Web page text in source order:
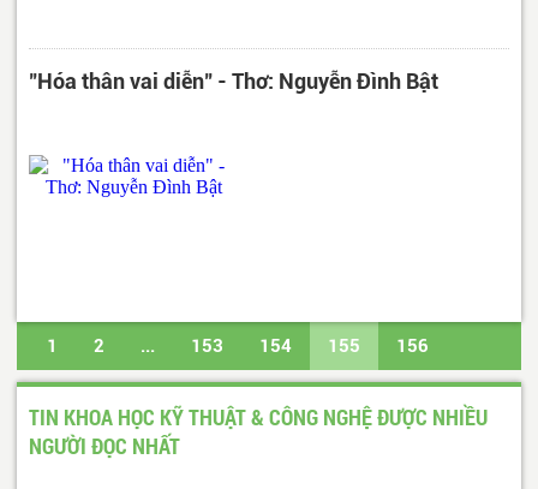
"Hóa thân vai diễn" - Thơ: Nguyễn Đình Bật
1 2 ... 153 154 155 156
157 ... 488 489 Trang cuối
TIN KHOA HỌC KỸ THUẬT & CÔNG NGHỆ ĐƯỢC NHIỀU
NGƯỜI ĐỌC NHẤT